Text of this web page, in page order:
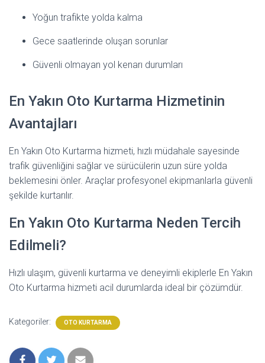
Yoğun trafikte yolda kalma
Gece saatlerinde oluşan sorunlar
Güvenli olmayan yol kenarı durumları
En Yakın Oto Kurtarma Hizmetinin
Avantajları
En Yakın Oto Kurtarma hizmeti, hızlı müdahale sayesinde
trafik güvenliğini sağlar ve sürücülerin uzun süre yolda
beklemesini önler. Araçlar profesyonel ekipmanlarla güvenli
şekilde kurtarılır.
En Yakın Oto Kurtarma Neden Tercih
Edilmeli?
Hızlı ulaşım, güvenli kurtarma ve deneyimli ekiplerle En Yakın
Oto Kurtarma hizmeti acil durumlarda ideal bir çözümdür.
Kategoriler: OTO KURTARMA